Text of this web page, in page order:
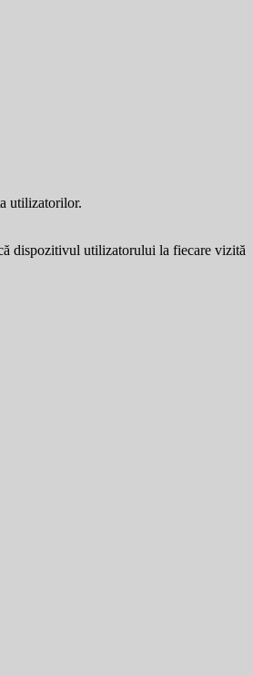
utilizatorilor.
dispozitivul utilizatorului la fiecare vizită